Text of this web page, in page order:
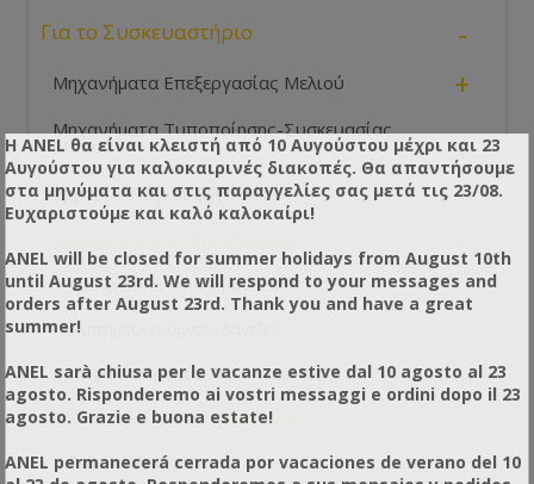
Για το Συσκευαστήριο -
Μηχανήματα Επεξεργασίας Μελιού +
Μηχανήματα Τυποποίησης-Συσκευασίας
Μελιού +
Ερμάρια-Πάγκοι Εργασίας +
Καθαριστικά - Απολυμαντικά
Νιπτήρες - Γούρνες - Λάντζες
Λωριδοκουρτίνες - Αεροκουρτίνες +
Εντομοπαγίδες Συσκευαστηρίου
Σαπουνοδιανομείς
Η ANEL θα είναι κλειστή από 10 Αυγούστου μέχρι και 23
Αυγούστου για καλοκαιρινές διακοπές. Θα απαντήσουμε
στα μηνύματα και στις παραγγελίες σας μετά τις 23/08.
Ευχαριστούμε και καλό καλοκαίρι!
ANEL will be closed for summer holidays from August 10th
until August 23rd. We will respond to your messages and
orders after August 23rd. Thank you and have a great
summer!
ANEL sarà chiusa per le vacanze estive dal 10 agosto al 23
agosto. Risponderemo ai vostri messaggi e ordini dopo il 23
agosto. Grazie e buona estate!
ANEL permanecerá cerrada por vacaciones de verano del 10